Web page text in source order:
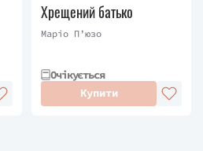
Хрещений батько
Маріо П’юзо
Очікується
Купити